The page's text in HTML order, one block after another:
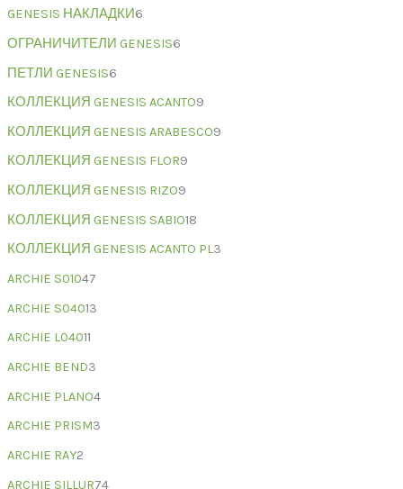
GENESIS НАКЛАДКИ6
ОГРАНИЧИТЕЛИ GENESIS6
ПЕТЛИ GENESIS6
КОЛЛЕКЦИЯ GENESIS ACANTO9
КОЛЛЕКЦИЯ GENESIS ARABESCO9
КОЛЛЕКЦИЯ GENESIS FLOR9
КОЛЛЕКЦИЯ GENESIS RIZO9
КОЛЛЕКЦИЯ GENESIS SABIO18
КОЛЛЕКЦИЯ GENESIS ACANTO PL3
ARCHIE S01047
ARCHIE S04013
ARCHIE L04011
ARCHIE BEND3
ARCHIE PLANO4
ARCHIE PRISM3
ARCHIE RAY2
ARCHIE SILLUR74